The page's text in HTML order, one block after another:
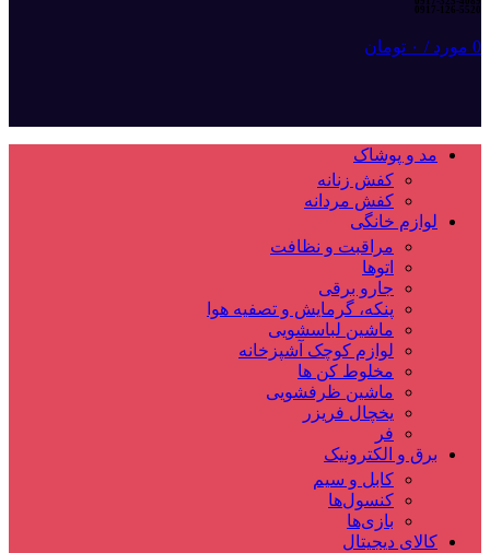
0917-126-5520
0 مورد / ۰ تومان
مد و پوشاک
کفش زنانه
کفش مردانه
لوازم خانگی
مراقبت و نظافت
اتوها
جارو برقی
پنکه، گرمایش و تصفیه هوا
ماشین لباسشویی
لوازم کوچک آشپزخانه
مخلوط کن ها
ماشین ظرفشویی
یخچال فریزر
فر
برق و الکترونیک
کابل و سیم
کنسول‌ها
بازی‌ها
کالای دیجیتال